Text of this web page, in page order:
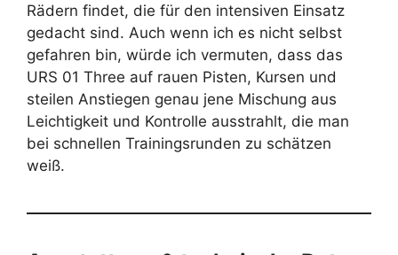
Rädern findet, die für den intensiven Einsatz
gedacht sind. Auch wenn ich es nicht selbst
gefahren bin, würde ich vermuten, dass das
URS 01 Three auf rauen Pisten, Kursen und
steilen Anstiegen genau jene Mischung aus
Leichtigkeit und Kontrolle ausstrahlt, die man
bei schnellen Trainingsrunden zu schätzen
weiß.